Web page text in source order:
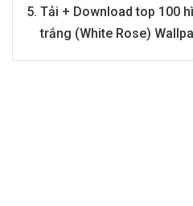
Tải + Download top 100
trắng (White Rose)